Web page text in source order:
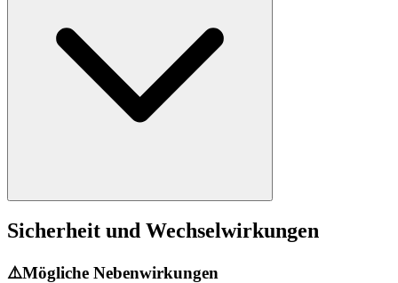
Sicherheit und Wechselwirkungen
⚠️Mögliche Nebenwirkungen